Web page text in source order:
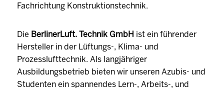
Fachrichtung Konstruktionstechnik.
Die BerlinerLuft. Technik GmbH ist ein führender
Hersteller in der Lüftungs-, Klima- und
Prozesslufttechnik. Als langjähriger
Ausbildungsbetrieb bieten wir unseren Azubis- und
Studenten ein spannendes Lern-, Arbeits-, und